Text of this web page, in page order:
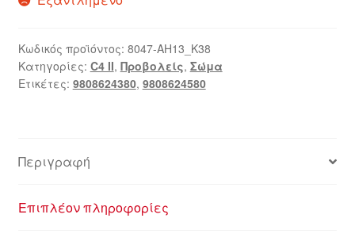
Κωδικός προϊόντος: 8047-AH13_K38
Κατηγορίες: C4 II, Προβολείς, Σώμα
Ετικέτες: 9808624380, 9808624580
Περιγραφή
Επιπλέον πληροφορίες